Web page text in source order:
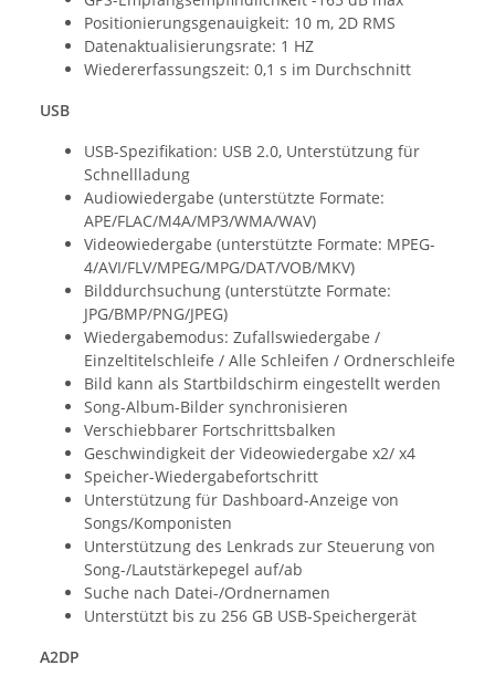
Positionierungsgenauigkeit: 10 m, 2D RMS
Datenaktualisierungsrate: 1 HZ
Wiedererfassungszeit: 0,1 s im Durchschnitt
USB
USB-Spezifikation: USB 2.0, Unterstützung für
Schnellladung
Audiowiedergabe (unterstützte Formate:
APE/FLAC/M4A/MP3/WMA/WAV)
Videowiedergabe (unterstützte Formate: MPEG-
4/AVI/FLV/MPEG/MPG/DAT/VOB/MKV)
Bilddurchsuchung (unterstützte Formate:
JPG/BMP/PNG/JPEG)
Wiedergabemodus: Zufallswiedergabe /
Einzeltitelschleife / Alle Schleifen / Ordnerschleife
Bild kann als Startbildschirm eingestellt werden
Song-Album-Bilder synchronisieren
Verschiebbarer Fortschrittsbalken
Geschwindigkeit der Videowiedergabe x2/ x4
Speicher-Wiedergabefortschritt
Unterstützung für Dashboard-Anzeige von
Songs/Komponisten
Unterstützung des Lenkrads zur Steuerung von
Song-/Lautstärkepegel auf/ab
Suche nach Datei-/Ordnernamen
Unterstützt bis zu 256 GB USB-Speichergerät
A2DP